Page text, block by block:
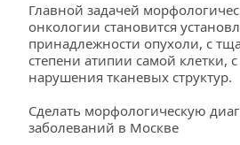
Главной задачей
онкологии становится
принадлежности опухоли, с
степени атипии самой клетки,
нарушения тканевых структур.
Сделать морфологическую
заболеваний в Москве